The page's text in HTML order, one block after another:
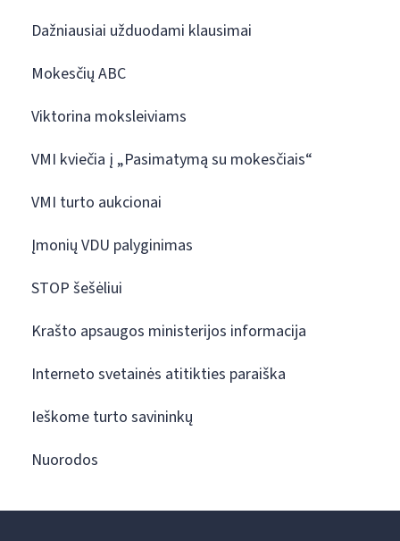
Dažniausiai užduodami klausimai
Mokesčių ABC
Viktorina moksleiviams
VMI kviečia į „Pasimatymą su mokesčiais“
VMI turto aukcionai
Įmonių VDU palyginimas
STOP šešėliui
Krašto apsaugos ministerijos informacija
Interneto svetainės atitikties paraiška
Ieškome turto savininkų
Nuorodos